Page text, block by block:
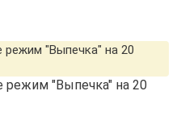
режим "Выпечка" на 20